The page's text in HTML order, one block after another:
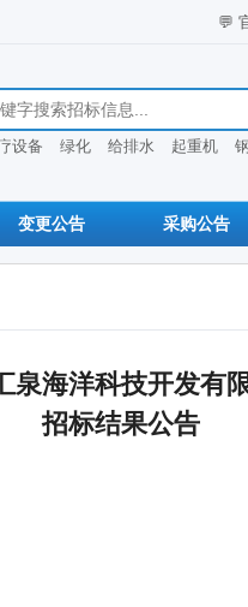
💬
设备 绿化 给排水 起重机
变更公告 采购公告
海洋科技开发有
招标结果公告